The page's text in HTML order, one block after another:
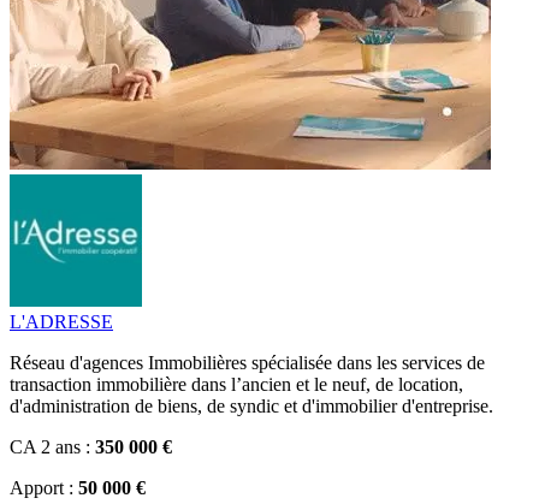
L'ADRESSE
Réseau d'agences Immobilières spécialisée dans les services de
transaction immobilière dans l’ancien et le neuf, de location,
d'administration de biens, de syndic et d'immobilier d'entreprise.
CA 2 ans : 350 000 €
Apport : 50 000 €